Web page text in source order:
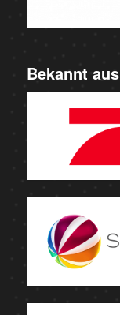
Bekannt aus